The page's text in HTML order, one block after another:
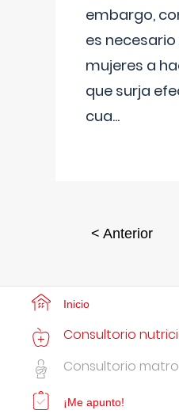
embargo,
es
mujeres a
que surja
cua...
< Anterior
Inicio
Consultorio
Consultorio
¡Me apunto!